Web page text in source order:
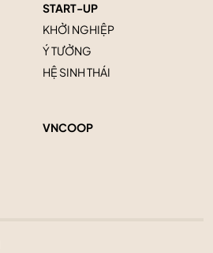
START-UP
KHỞI NGHIỆP
Ý TƯỞNG
HỆ SINH THÁI
VNCOOP